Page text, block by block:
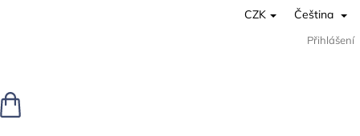
CZK Čeština
Přihlášení
NÁKUPNÍ
KOŠÍK